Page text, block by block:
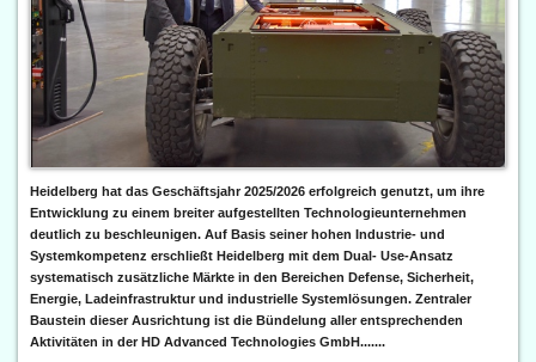
Heidelberg hat das Geschäftsjahr 2025/2026 erfolgreich genutzt, um ihre
Entwicklung zu einem breiter aufgestellten Technologieunternehmen
deutlich zu beschleunigen. Auf Basis seiner hohen Industrie- und
Systemkompetenz erschließt Heidelberg mit dem Dual- Use-Ansatz
systematisch zusätzliche Märkte in den Bereichen Defense, Sicherheit,
Energie, Ladeinfrastruktur und industrielle Systemlösungen. Zentraler
Baustein dieser Ausrichtung ist die Bündelung aller entsprechenden
Aktivitäten in der HD Advanced Technologies GmbH.......